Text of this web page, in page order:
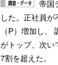
帝国
した。正社員
（P）増加し
がトップ、次
7割を超えた。